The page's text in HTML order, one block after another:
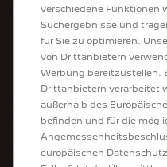
NÜTZLICHE LINKS
Kostenlose Fahrzeugbewertung
Neuwagen konfigurieren
Angebot anfordern
Probefahrt vereinbaren
Broschüren & Preislisten
Übereinstimmungsbescheinigung
Aufladen
verschiedene Funktionen
Suchergebnisse und
für Sie zu optimieren.
von Drittanbietern
Werbung bereitzustellen.
Drittanbietern verarbeitet
außerhalb des
befinden und für die
europäischen